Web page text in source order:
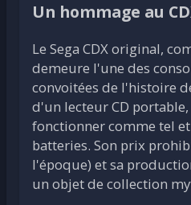
Un hommage au
Le Sega CDX original,
demeure l'une des
convoitées de l'histoire
d'un lecteur CD
fonctionner comme tel
batteries. Son prix
l'époque) et sa
un objet de collection